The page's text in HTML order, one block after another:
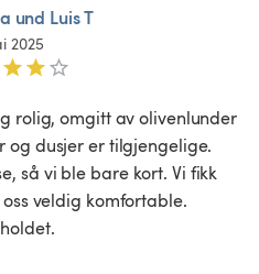
und Luis T
2025
rolig, omgitt av olivenlunder
og dusjer er tilgjengelige.
veldig komfortable.